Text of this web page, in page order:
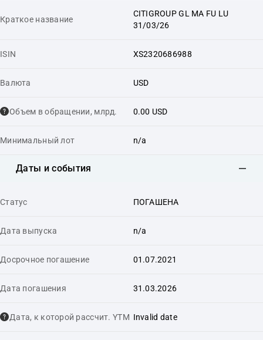
Краткое название
CITIGROUP GL MA FU LU
31/03/26
ISIN XS2320686988
Валюта USD
Объем в обращении, млрд. 0.00 USD
Минимальный лот n/a
Даты и события
Статус ПОГАШЕНА
Дата выпуска n/a
Досрочное погашение 01.07.2021
Дата погашения 31.03.2026
Дата, к которой рассчит. YTM Invalid date